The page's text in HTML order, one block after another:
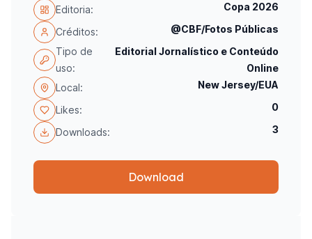
Editoria: Copa 2026
Créditos:
@CBF/Fotos Públicas
Tipo de
uso:
Editorial Jornalístico e Conteúdo
Online
Local:
New Jersey/EUA
Likes: 0
Downloads: 3
Download